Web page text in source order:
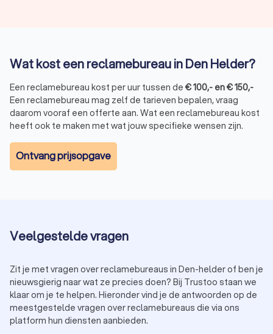
voor je bedrijf.
Website- en app-ontwikkeling:professionele websites
en mobiele applicaties.
TV- en radioreclame:effectieve campagnes via
traditionele media.
Hoe kies je het beste reclamebureau in Den
Helder?
krijgen van de kwaliteit.
Budget:kies een bureau dat binnen je budget past
zonder in te leveren op kwaliteit.
Specialisaties:sommige bureaus focussen op
specifieke sectoren of marketingtechnieken.
Met Trustoo vind je eenvoudig de beste reclamebureaus in
Wat kost een reclamebureau in Den Helder?
Een reclamebureau kost per uur tussen de €100,- en€150,-
Een reclamebureau mag zelf de tarieven bepalen, vraag
daarom vooraf een offerte aan. Wat een reclamebureau kost
heeft ook te maken met wat jouw specifieke wensen zijn.
Ontvang prijsopgave
Veelgestelde vragen
Zit je met vragen over reclamebureaus in Den-helder of ben je
nieuwsgierig naar wat ze precies doen? Bij Trustoo staan we
klaar om je te helpen. Hieronder vind je de antwoorden op de
meestgestelde vragen over reclamebureaus die via ons
platform hun diensten aanbieden.